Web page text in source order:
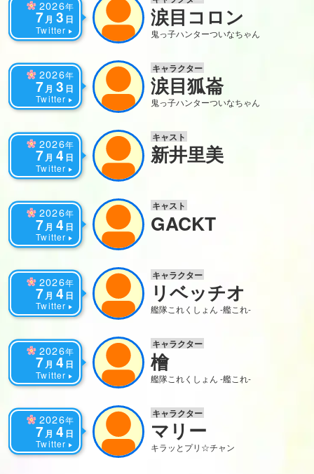
2026年
7月 3 日
Twitter
涙目コロン
鬼っ子ハンターついなちゃん
2026年
7月 3 日
Twitter
キャラクター
涙目狐崙
鬼っ子ハンターついなちゃん
2026年
7月 4 日
Twitter
キャスト
新井里美
2026年
7 月 4 日
Twitter
キャスト
GACKT
2026年
7月 4 日
Twitter
キャラクター
リベッチオ
艦隊これくしょん -艦これ-
2026年
7月 4 日
Twitter
キャラクター
檜
艦隊これくしょん -艦これ-
2026年
7月 4 日
Twitter
キャラクター
マリー
キラッとプリ☆チャン